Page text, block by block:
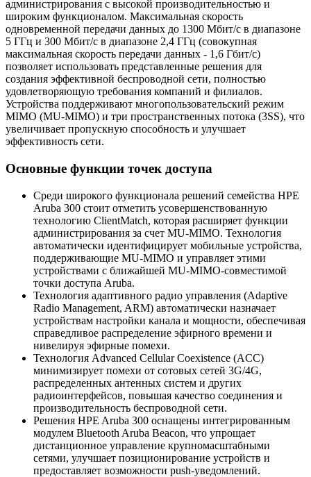
администрирования с высокой производительностью и
широким функционалом. Максимальная скорость
одновременной передачи данных до 1300 Мбит/с в диапазоне
5 ГГц и 300 Мбит/с в диапазоне 2,4 ГГц (совокупная
максимальная скорость передачи данных - 1,6 Гбит/с)
позволяет использовать представленные решения для
создания эффективной беспроводной сети, полностью
удовлетворяющую требования компаний и филиалов.
Устройства поддерживают многопользовательский режим
MIMO (MU-MIMO) и три пространственных потока (3SS), что
увеличивает пропускную способность и улучшает
эффективность сети.
Основные функции точек доступа
Среди широкого функционала решений семейства HPE
Aruba 300 стоит отметить усовершенствованную
технологию ClientMatch, которая расширяет функции
администрирования за счет MU-MIMO. Технология
автоматически идентифицирует мобильные устройства,
поддерживающие MU-MIMO и управляет этими
устройствами с ближайшей MU-MIMO-совместимой
точки доступа Aruba.
Технология адаптивного радио управления (Adaptive
Radio Management, ARM) автоматически назначает
устройствам настройки канала и мощности, обеспечивая
справедливое распределение эфирного времени и
нивелируя эфирные помехи.
Технология Advanced Cellular Coexistence (ACC)
минимизирует помехи от сотовых сетей 3G/4G,
распределенных антенных систем и других
радиоинтерфейсов, повышая качество соединения и
производительность беспроводной сети.
Решения HPE Aruba 300 оснащены интегрированным
модулем Bluetooth Aruba Beacon, что упрощает
дистанционное управление крупномасштабными
сетями, улучшает позиционирование устройств и
предоставляет возможности push-уведомлений.